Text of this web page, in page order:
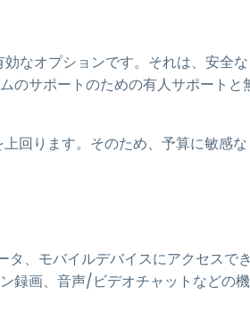
なオプションです。それは、安全な
のサポートのための有人サポートと
回ります。そのため、予算に敏感な
、モバイルデバイスにアクセスでき
録画、音声/ビデオチャットなどの機